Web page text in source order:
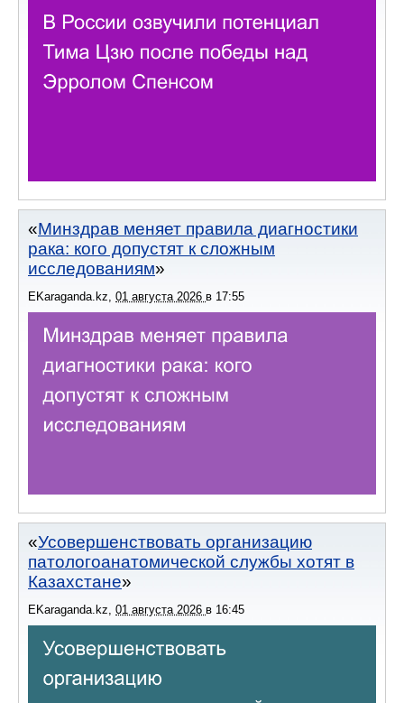
Минздрав меняет правила диагностики
рака: кого допустят к сложным
исследованиям
EKaraganda.kz 01 августа 2026 в 17:55
Усовершенствовать организацию
патологоанатомической службы хотят в
Казахстане
EKaraganda.kz 01 августа 2026 в 16:45